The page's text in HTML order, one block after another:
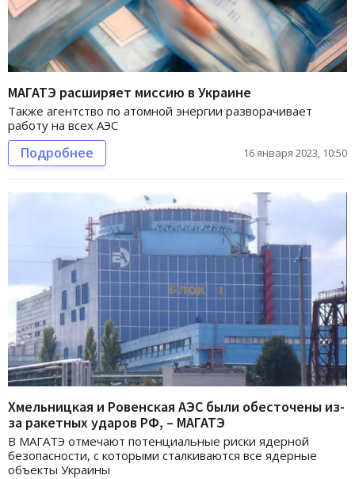
МАГАТЭ расширяет миссию в Украине
Также агентство по атомной энергии разворачивает
работу на всех АЭС
Подробнее 16 января 2023, 10:50
Хмельницкая и Ровенская АЭС были обесточены из-
за ракетных ударов РФ, – МАГАТЭ
В МАГАТЭ отмечают потенциальные риски ядерной
безопасности, с которыми сталкиваются все ядерные
объекты Украины